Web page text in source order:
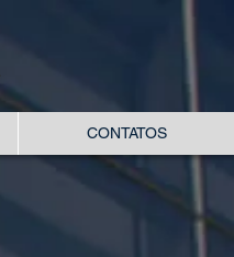
CONTATOS